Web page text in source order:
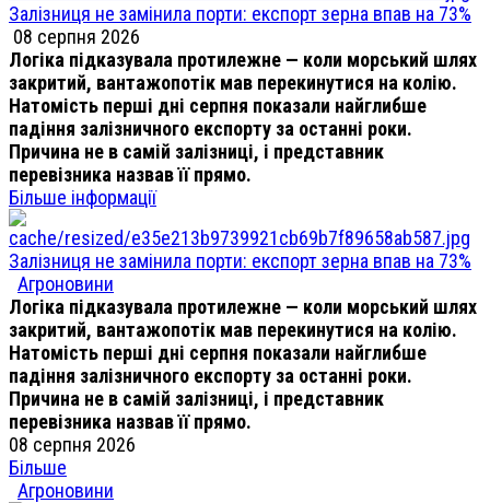
Залізниця не замінила порти: експорт зерна впав на 73%
08 серпня 2026
Логіка підказувала протилежне — коли морський шлях
закритий, вантажопотік мав перекинутися на колію.
Натомість перші дні серпня показали найглибше
падіння залізничного експорту за останні роки.
Причина не в самій залізниці, і представник
перевізника назвав її прямо.
Більше інформації
Залізниця не замінила порти: експорт зерна впав на 73%
Агроновини
Логіка підказувала протилежне — коли морський шлях
закритий, вантажопотік мав перекинутися на колію.
Натомість перші дні серпня показали найглибше
падіння залізничного експорту за останні роки.
Причина не в самій залізниці, і представник
перевізника назвав її прямо.
08 серпня 2026
Більше
Агроновини